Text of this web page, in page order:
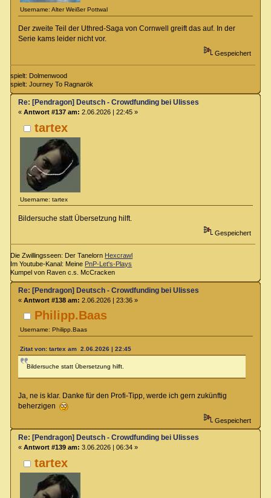
Username: Alter Weißer Pottwal
Der zweite Teil der Uthred-Saga von Cornwell greift das auf. In der
Serie kams leider nicht vor.
Gespeichert
spielt: Dolmenwood
spielt: Journey To Ragnarök
tartex
Username: tartex
Re: [Pendragon] Deutsch - Crowdfunding bei Ulisses
« Antwort #137 am: 2.06.2026 | 22:45 »
Bildersuche statt Übersetzung hilft.
Gespeichert
Die Zwillingsseen: Der Tanelorn Hexcrawl
Im Youtube-Kanal: Meine PnP-Let's-Plays
Kumpel von Raven c.s. McCracken
Philipp.Baas
Username: Philipp.Baas
Re: [Pendragon] Deutsch - Crowdfunding bei Ulisses
« Antwort #138 am: 2.06.2026 | 23:36 »
Zitat von: tartex am 2.06.2026 | 22:45
Bildersuche statt Übersetzung hilft.
Ja, ne is klar. Danke für den Profi-Tipp, werde ich gern zukünftig
beherzigen
Gespeichert
tartex
Re: [Pendragon] Deutsch - Crowdfunding bei Ulisses
« Antwort #139 am: 3.06.2026 | 06:34 »